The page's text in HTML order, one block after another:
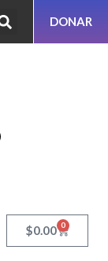
DONAR
$0.00 0